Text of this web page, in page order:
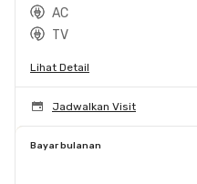
AC
TV
Lihat Detail
Jadwalkan Visit
Bayar bulanan